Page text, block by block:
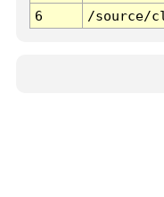
6
/source/